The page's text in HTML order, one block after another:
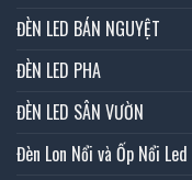
ĐÈN LED BÁN NGUYỆT
ĐÈN LED PHA
ĐÈN LED SÂN VƯỜN
Đèn Lon Nổi và Ốp Nổi Led